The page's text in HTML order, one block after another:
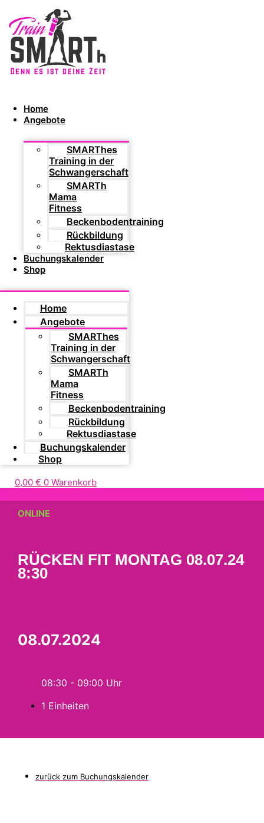
Home
Angebote
SMARThes
Training in der
Schwangerschaft
SMARTh
Mama
Fitness
Beckenbodentraining
Rückbildung
Rektusdiastase
Buchungskalender
Shop
Home
Angebote
SMARThes
Training in der
Schwangerschaft
SMARTh
Mama
Fitness
Beckenbodentraining
Rückbildung
Rektusdiastase
Buchungskalender
Shop
0,00 € 0 Warenkorb
ONLINE
RÜCKEN FIT MONTAG 08.07.24
8:30
08.07.2024
08:30 - 09:00
1 Einheiten
zurück zum Buchungskalender